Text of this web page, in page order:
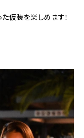
仮装を楽しめます！